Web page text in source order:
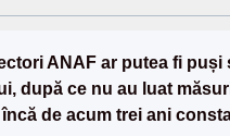
ANAF ar putea fi
după ce nu au luat
de acum trei ani